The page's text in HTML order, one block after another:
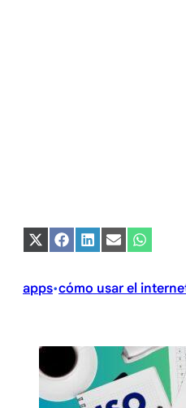
Compartir
en
Compartir
en
Compartir
en
Compartir
en
Compartir
en
apps•cómo usar el